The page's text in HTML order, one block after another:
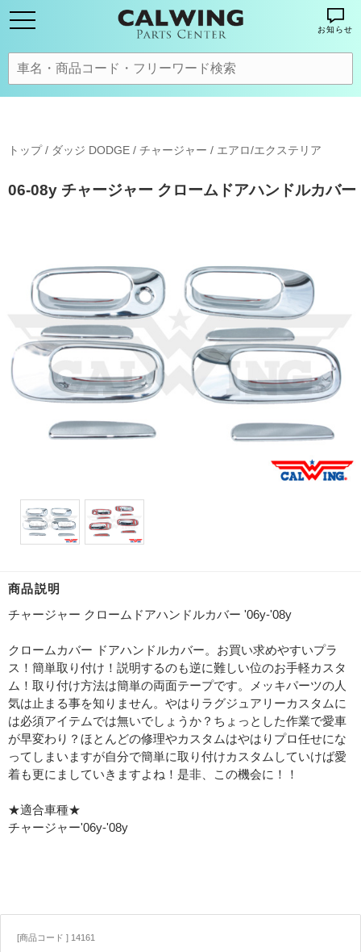
お知らせ
トップ/ ダッジ DODGE / チャージャー / エアロ/エクステリア
06-08y チャージャー クロームドアハンドルカバー
商品説明
チャージャー クロームドアハンドルカバー '06y-'08y
クロームカバー ドアハンドルカバー。お買い求めやすいプラ
ス！簡単取り付け！説明するのも逆に難しい位のお手軽カスタ
ム！取り付け方法は簡単の両面テープです。メッキパーツの人
気は止まる事を知りません。やはりラグジュアリーカスタムに
は必須アイテムでは無いでしょうか？ちょっとした作業で愛車
が早変わり？ほとんどの修理やカスタムはやはりプロ任せにな
ってしまいますが自分で簡単に取り付けカスタムしていけば愛
着も更にましていきますよね！是非、この機会に！！
★適合車種★
チャージャー'06y-'08y
[商品コード ] 14161